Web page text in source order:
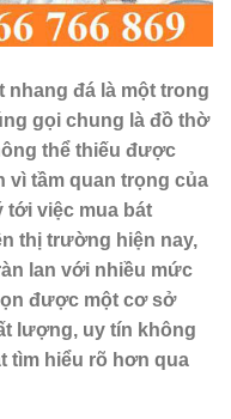
nhang đá là một trong
gọi chung là đồ thờ
thể thiếu được
vì tầm quan trọng của
tới việc mua bát
thị trường hiện nay,
lan với nhiều mức
được một cơ sở
lượng, uy tín không
tìm hiểu rõ hơn qua